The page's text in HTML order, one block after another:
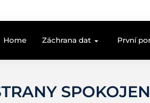
Home Záchrana dat První